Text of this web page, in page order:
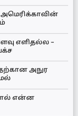
அமெரிக்காவின்
எளிதல்ல –
அநுர
என்ன